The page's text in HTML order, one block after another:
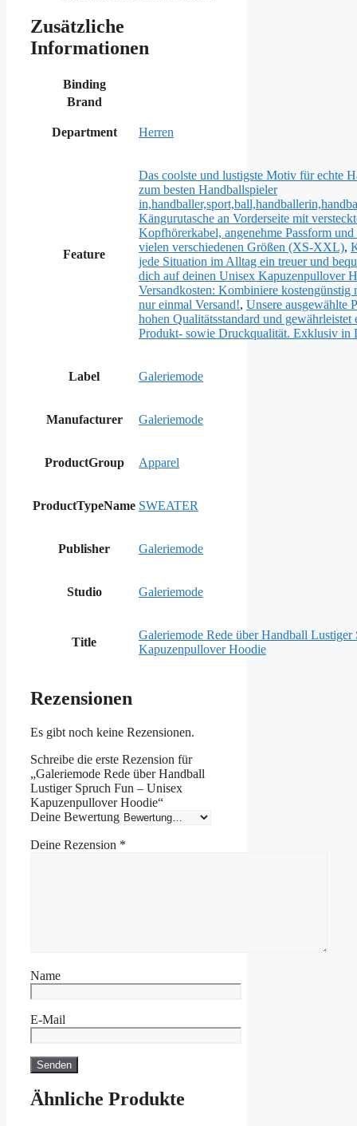
Zusätzliche
Informationen
Binding
Brand
Department Herren
Feature
Das coolste und lustigste Motiv für echte
zum besten Handballspieler
Kängurutasche an Vorderseite mit
Kopfhörerkabel, angenehme Passform
vielen verschiedenen Größen (XS-XXL),
jede Situation im Alltag ein treuer und
dich auf deinen Unisex Kapuzenpullover
Versandkosten: Kombiniere kostengünstig
nur einmal Versand!, Unsere ausgewählte
hohen Qualitätsstandard und gewährleistet
Produkt- sowie Druckqualität. Exklusiv in
Label Galeriemode
Manufacturer Galeriemode
ProductGroup Apparel
ProductTypeName SWEATER
Publisher Galeriemode
Studio Galeriemode
Title
Galeriemode Rede über Handball
Kapuzenpullover Hoodie
Rezensionen
Es gibt noch keine Rezensionen.
Schreibe die erste Rezension für
„Galeriemode Rede über Handball
Lustiger Spruch Fun – Unisex
Kapuzenpullover Hoodie“
Deine Bewertung
Deine Rezension *
Name
E-Mail
Ähnliche Produkte